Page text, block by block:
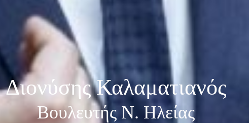
Διονύσης Καλαματιανός
Βουλευτής Ν. Ηλείας